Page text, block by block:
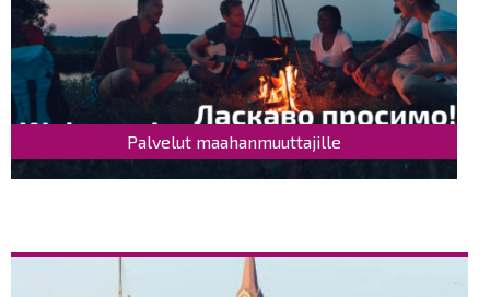
Palvelut maahanmuuttajille